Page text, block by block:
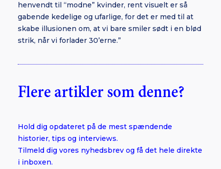
henvendt til “modne” kvinder, rent visuelt er så
gabende kedelige og ufarlige, for det er med til at
skabe illusionen om, at vi bare smiler sødt i en blød
strik, når vi forlader 30’erne.”
Flere artikler som denne?
Hold dig opdateret på de mest spændende
historier, tips og interviews.
Tilmeld dig vores nyhedsbrev og få det hele direkte
i inboxen.